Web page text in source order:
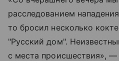
расследованием
то бросил несколько
"Русский дом".
с места происшествия»,